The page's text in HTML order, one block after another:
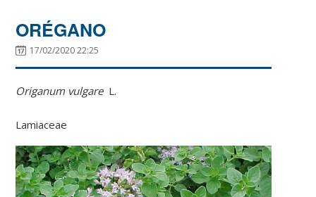
ORÉGANO
17/02/2020 22:25
Origanum vulgareL.
Lamiaceae